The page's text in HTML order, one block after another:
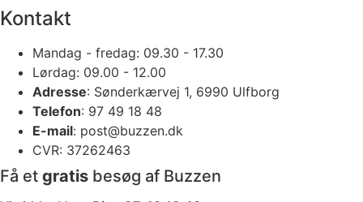
Kontakt
Mandag - fredag: 09.30 - 17.30
Lørdag: 09.00 - 12.00
Adresse: Sønderkærvej 1, 6990 Ulfborg
Telefon: 97 49 18 48
E-mail: post@buzzen.dk
CVR: 37262463
Få et gratis besøg af Buzzen